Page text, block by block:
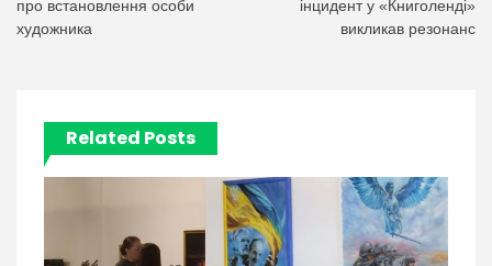
про встановлення особи
художника
інцидент у «Книголенді»
викликав резонанс
Related Posts